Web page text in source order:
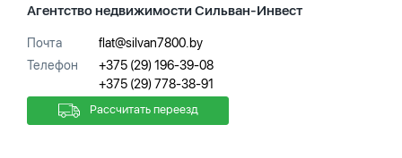
Агентство недвижимости Сильван-Инвест
Почта
flat@silvan7800.by
Телефон
+375 (29) 196-39-08
+375 (29) 778-38-91
Рассчитать переезд